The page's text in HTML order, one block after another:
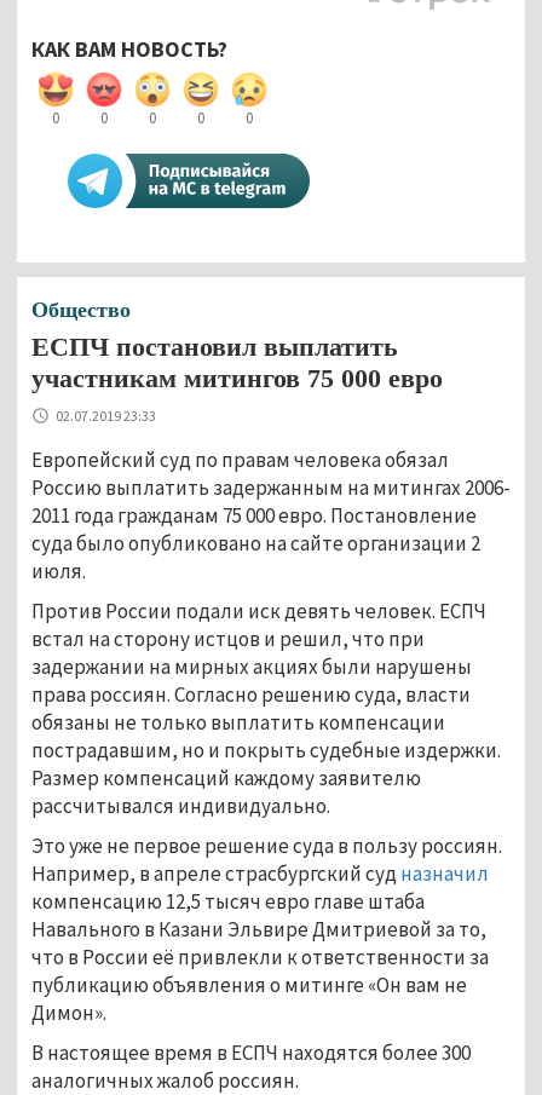
КАК ВАМ НОВОСТЬ?
0 0 0 0 0
Общество
ЕСПЧ постановил выплатить
участникам митингов 75 000 евро
02.07.2019 23:33
Европейский суд по правам человека обязал
Россию выплатить задержанным на митингах 2006-
2011 года гражданам 75 000 евро. Постановление
суда было опубликовано на сайте организации 2
июля.
Против России подали иск девять человек. ЕСПЧ
встал на сторону истцов и решил, что при
задержании на мирных акциях были нарушены
права россиян. Согласно решению суда, власти
обязаны не только выплатить компенсации
пострадавшим, но и покрыть судебные издержки.
Размер компенсаций каждому заявителю
рассчитывался индивидуально.
Это уже не первое решение суда в пользу россиян.
Например, в апреле страсбургский судназначил
компенсацию 12,5 тысяч евро главе штаба
Навального в Казани Эльвире Дмитриевой за то,
что в России её привлекли к ответственности за
публикацию объявления о митинге «Он вам не
Димон».
В настоящее время в ЕСПЧ находятся более 300
аналогичных жалоб россиян.